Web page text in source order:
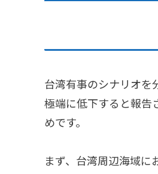
台湾有事のシナリオを
極端に低下すると報告
めです。
まず、台湾周辺海域に